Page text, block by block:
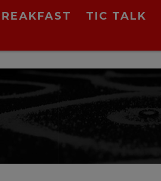
TIC TALK